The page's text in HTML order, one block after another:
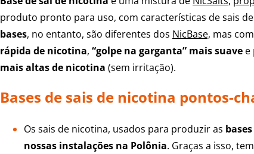
produto pronto para uso, com características de sais
bases, no entanto, são diferentes dos NicBase, mas
rápida de nicotina, “golpe na garganta” mais suavee
mais altas de nicotina (sem irritação).
Bases de sais de nicotina pontos-
Os sais de nicotina, usados para produzir as
nossas instalações na Polônia. Graças a isso,